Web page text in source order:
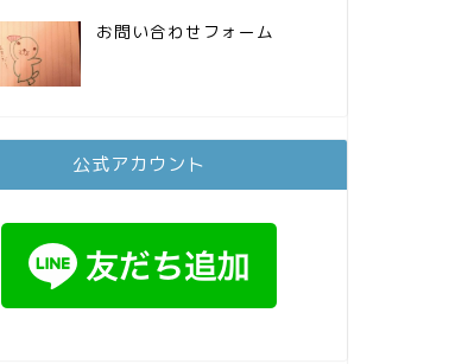
お問い合わせフォーム
公式アカウント